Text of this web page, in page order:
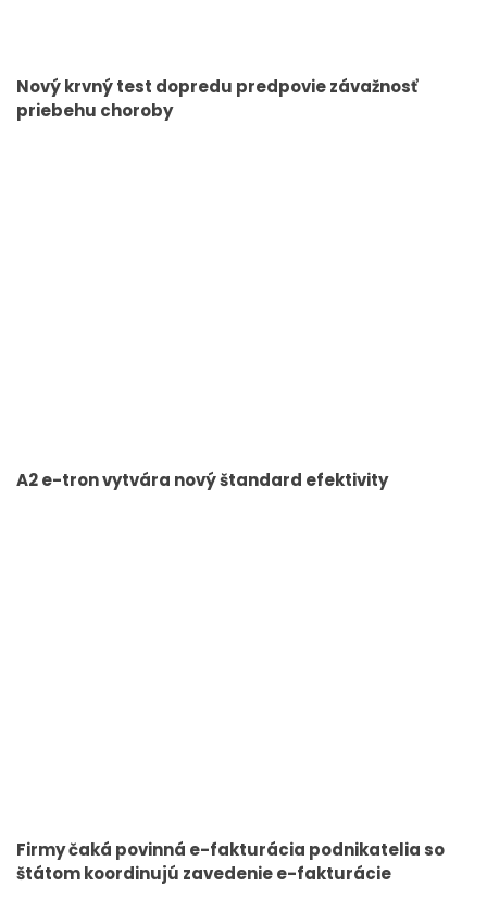
Nový krvný test dopredu predpovie závažnosť
priebehu choroby
A2 e-tron vytvára nový štandard efektivity
Firmy čaká povinná e-fakturácia podnikatelia so
štátom koordinujú zavedenie e-fakturácie